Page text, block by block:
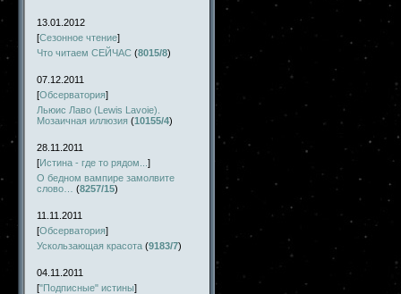
13.01.2012
[Сезонное чтение]
Что читаем СЕЙЧАС (8015/8)
07.12.2011
[Обсерватория]
Льюис Лаво (Lewis Lavoie).
Мозаичная иллюзия (10155/4)
28.11.2011
[Истина - где то рядом... ]
О бедном вампире замолвите
слово…
(8257/15)
11.11.2011
[Обсерватория]
Ускользающая красота (9183/7)
04.11.2011
["Подписные" истины]